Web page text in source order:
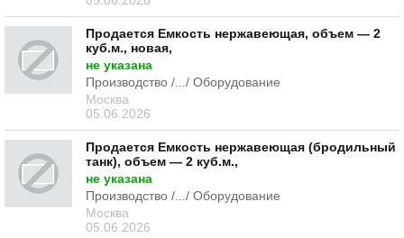
Продается Емкость нержавеющая, объем — 2
куб.м., новая,
не указана
Производство /.../ Оборудование
Москва
05.06.2026
Продается Емкость нержавеющая (бродильный
танк), объем — 2 куб.м.,
не указана
Производство /.../ Оборудование
Москва
05.06.2026